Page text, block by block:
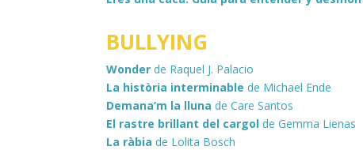
BULLYING
Wonder de Raquel J. Palacio
La història interminable de Michael Ende
Demana’m la lluna de Care Santos
El rastre brillant del cargol de Gemma Lienas
La ràbia de Lolita Bosch